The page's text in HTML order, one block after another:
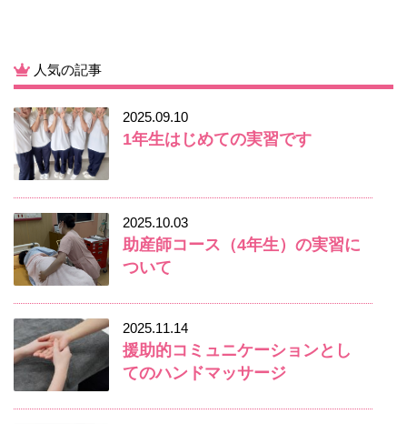
人気の記事
2025.09.10
1年生はじめての実習です
2025.10.03
助産師コース（4年生）の実習に
ついて
2025.11.14
援助的コミュニケーションとし
てのハンドマッサージ